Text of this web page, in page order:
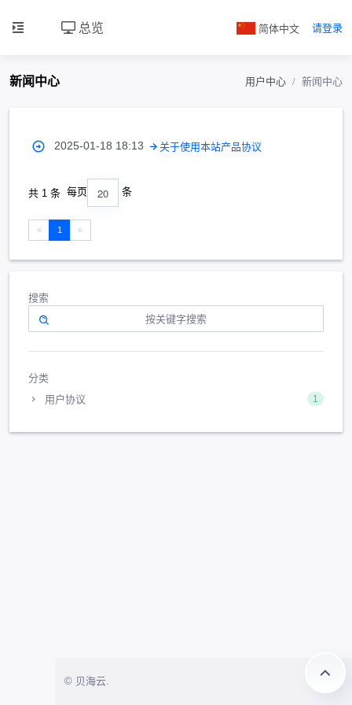
总览 简体中文 请登录
新闻中心 用户中心 新闻中心
2025-01-18 18:13 关于使用本站产品协议
共 1 条 每页 20 条
« 1 »
搜索
分类
用户协议
1
© 贝海云.